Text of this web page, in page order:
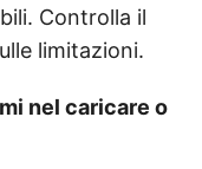
Controlla il
limitazioni.
nel caricare o